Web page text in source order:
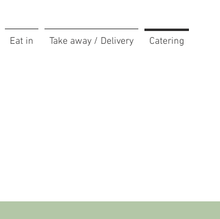
Eat in Take away / Delivery Catering